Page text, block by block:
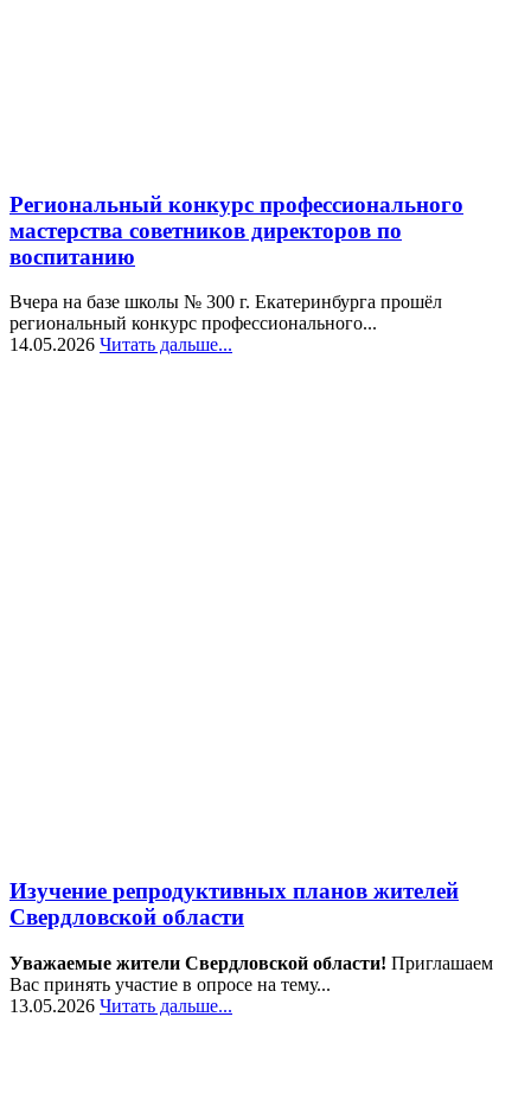
Региональный конкурс профессионального
мастерства советников директоров по
воспитанию
Вчера на базе школы № 300 г. Екатеринбурга прошёл
региональный конкурс профессионального...
14.05.2026 Читать дальше...
Изучение репродуктивных планов жителей
Свердловской области
Уважаемые жители Свердловской области! Приглашаем
Вас принять участие в опросе на тему...
13.05.2026 Читать дальше...